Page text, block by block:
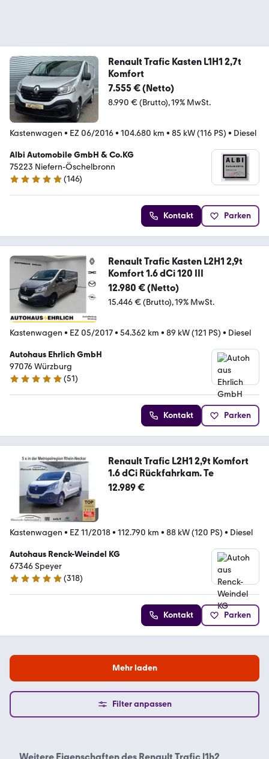
Renault Trafic Kasten L1H1 2,7t
Komfort
7.555 € (Netto)
8.990 € (Brutto) 19% MwSt.
Kastenwagen • EZ 06/2016• 104.680 km • 85 kW (116 PS) • Diesel
Albi Automobile GmbH & Co.KG
75223 Niefern-Öschelbronn
4.8 Sterne
(146)
Kontakt Parken
Renault Trafic Kasten L2H1 2,9t
Komfort 1.6 dCi 120 III
12.980 € (Netto)
15.446 € (Brutto) 19% MwSt.
Kastenwagen • EZ 05/2017• 54.362 km • 89 kW (121 PS) • Diesel
Autohaus Ehrlich GmbH
97076 Würzburg
4.9 Sterne
(51)
Kontakt Parken
Renault Trafic L2H1 2,9t Komfort
1.6 dCi Rückfahrkam. Te
12.989 €
Kastenwagen • EZ 11/2018• 112.790 km • 88 kW (120 PS) • Diesel
Autohaus Renck-Weindel KG
67346 Speyer
4.9 Sterne
(318)
Kontakt Parken
Mehr laden
Filter anpassen